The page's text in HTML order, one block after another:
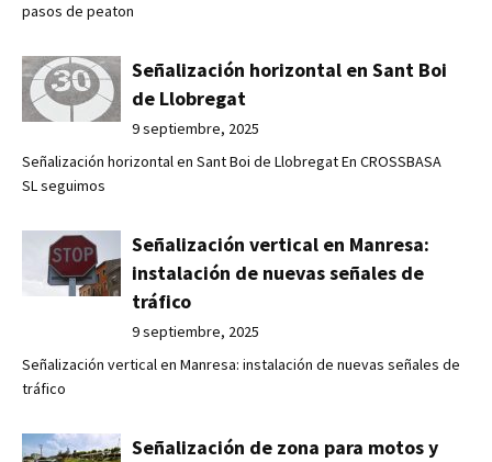
pasos de peaton
Señalización horizontal en Sant Boi
de Llobregat
9 septiembre, 2025
Señalización horizontal en Sant Boi de Llobregat En CROSSBASA
SL seguimos
Señalización vertical en Manresa:
instalación de nuevas señales de
tráfico
9 septiembre, 2025
Señalización vertical en Manresa: instalación de nuevas señales de
tráfico
Señalización de zona para motos y